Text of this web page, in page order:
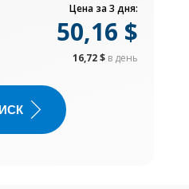
Цена за 3 дня:
50,16 $
16,72 $ в день